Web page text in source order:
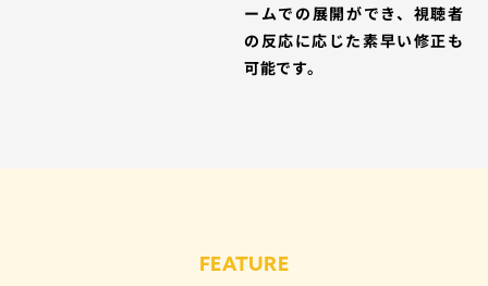
ームでの展開ができ、視聴者
の反応に応じた素早い修正も
可能です。
FEATURE